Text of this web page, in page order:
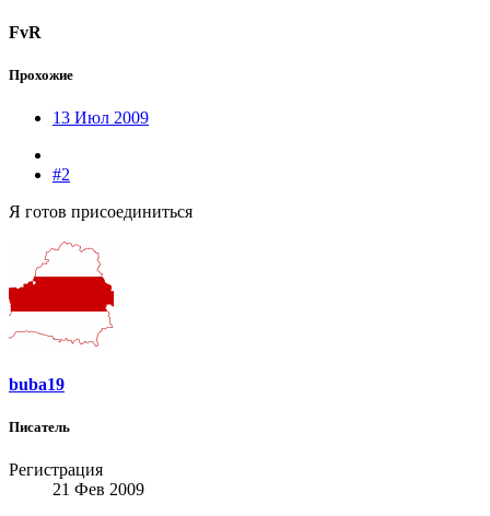
FvR
Прохожие
13 Июл 2009
#2
Я готов присоединиться
buba19
Писатель
Регистрация
21 Фев 2009